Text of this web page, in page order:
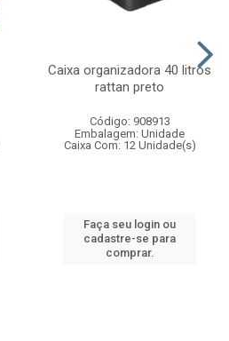
Caixa organizadora 40 litros
rattan preto
Código: 908913
Embalagem: Unidade
Caixa Com: 12 Unidade(s)
Faça seu login ou
cadastre-se para
comprar.